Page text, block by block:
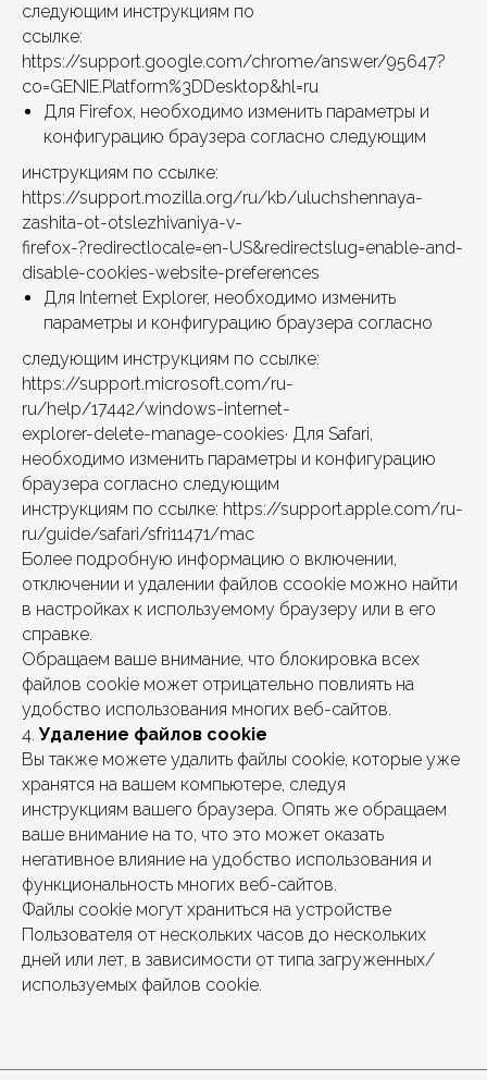
следующим инструкциям по
ссылке:
https://support.google.com/chrome/answer/95647?
co=GENIE.Platform%3DDesktop&hl=ru
Для Firefox, необходимо изменить параметры и
конфигурацию браузера согласно следующим
инструкциям по ссылке:
https://support.mozilla.org/ru/kb/uluchshennaya-
zashita-ot-otslezhivaniya-v-
firefox-?redirectlocale=en-US&redirectslug=enable-and-
disable-cookies-website-preferences
Для Internet Explorer, необходимо изменить
параметры и конфигурацию браузера согласно
следующим инструкциям по ссылке:
https://support.microsoft.com/ru-
ru/help/17442/windows-internet-
explorer-delete-manage-cookies· Для Safari,
необходимо изменить параметры и конфигурацию
браузера согласно следующим
инструкциям по ссылке: https://support.apple.com/ru-
ru/guide/safari/sfri11471/mac
Более подробную информацию о включении,
отключении и удалении файлов ccookie можно найти
в настройках к используемому браузеру или в его
справке.
Обращаем ваше внимание, что блокировка всех
файлов cookie может отрицательно повлиять на
удобство использования многих веб-сайтов.
4.Удаление файлов cookie
Вы также можете удалить файлы cookie, которые уже
хранятся на вашем компьютере, следуя
инструкциям вашего браузера. Опять же обращаем
ваше внимание на то, что это может оказать
негативное влияние на удобство использования и
функциональность многих веб-сайтов.
Файлы cookie могут храниться на устройстве
Пользователя от нескольких часов до нескольких
дней или лет, в зависимости от типа загруженных/
используемых файлов cookie.